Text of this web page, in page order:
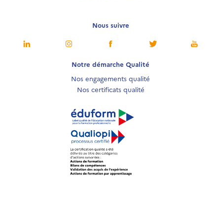
Nous suivre
Notre démarche Qualité
Nos engagements qualité
Nos certificats qualité